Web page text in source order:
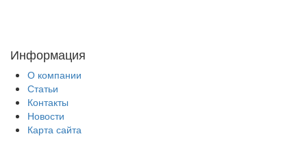
Информация
О компании
Статьи
Контакты
Новости
Карта сайта